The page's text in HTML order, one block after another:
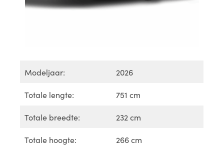
Modeljaar: 2026
Totale lengte: 751 cm
Totale breedte: 232 cm
Totale hoogte: 266 cm